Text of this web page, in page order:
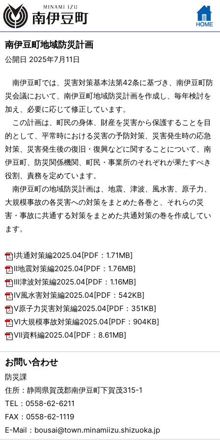
南伊豆町地域防災計画
公開日 2025年7月11日
南伊豆町では、災害対策基本法第42条に基づき、南伊豆町防
災会議において、南伊豆町地域防災計画を作成し、毎年検討を
加え、必要に応じて修正しています。
この計画は、町民の身体、財産を災害から保護することを目
的として、平常時における災害の予防対策、災害発生時の応急
対策、災害発生後の復旧・復興などに関することについて、南
伊豆町、防災関係機関、町民・事業所のそれぞれが果たすべき
役割、責務を定めています。
南伊豆町の地域防災計画は、地震、津波、風水害、原子力、
大規模事故の各災害への対策をまとめた各巻と、それらの災
害・事故に共通する対策をまとめた共通対策の巻を作成してい
ます。
Ⅰ共通対策編2025.04[PDF：1.71MB]
Ⅱ地震対策編2025.04[PDF：1.76MB]
Ⅲ津波対策編2025.04[PDF：1.16MB]
Ⅳ風水害対策編2025.04[PDF：542KB]
Ⅴ原子力災害対策編2025.04[PDF：351KB]
Ⅵ大規模事故対策編2025.04[PDF：904KB]
Ⅶ資料編2025.04[PDF：8.61MB]
お問い合わせ
防災課
住所 ：静岡県賀茂郡南伊豆町下賀茂315-1
TEL ：0558-62-6211
FAX ：0558-62-1119
E-Mail ： bousai@town.minamiizu.shizuoka.jp